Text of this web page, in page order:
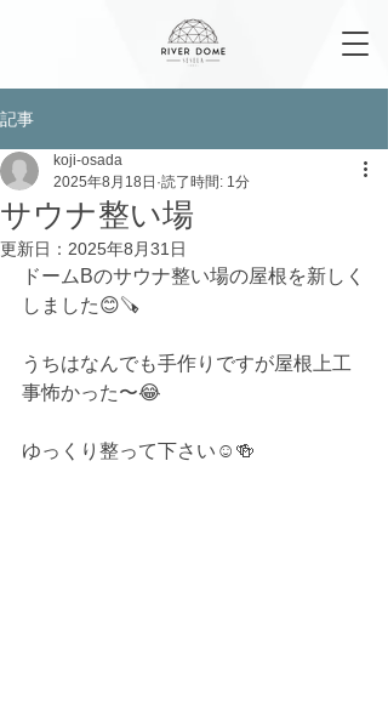
記事
サウナ整い場
koji-osada
2025年8月18日 読了時間: 1分
更新日： 2025年8月31日
ドームBのサウナ整い場の屋根を新しく
しました😊🪚
うちはなんでも手作りですが屋根上工
事怖かった〜😂
ゆっくり整って下さい☺️🍻